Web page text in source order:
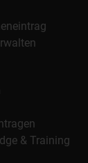
& Training